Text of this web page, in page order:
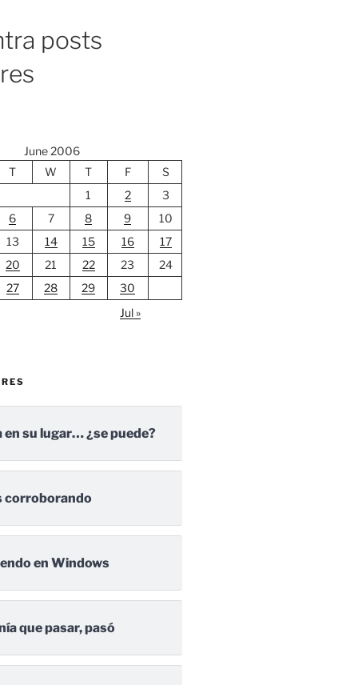
posts
June 2006
T
W T F
S
1
2
3
6
7 8 9
10
13
14 15 16
17
20
21 22 23
24
27
28 29
30
Jul »
en su lugar… ¿se puede?
corroborando
en Windows
que pasar, pasó